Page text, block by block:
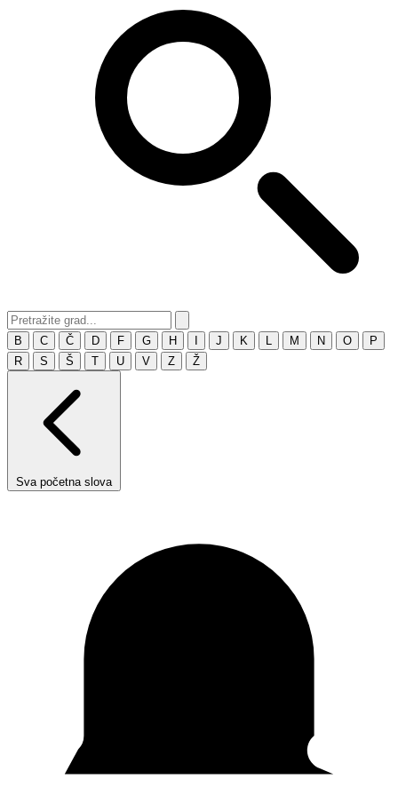
B C Č D F G H J K M N O
P
R
S Š T U V Z Ž
Sva početna slova